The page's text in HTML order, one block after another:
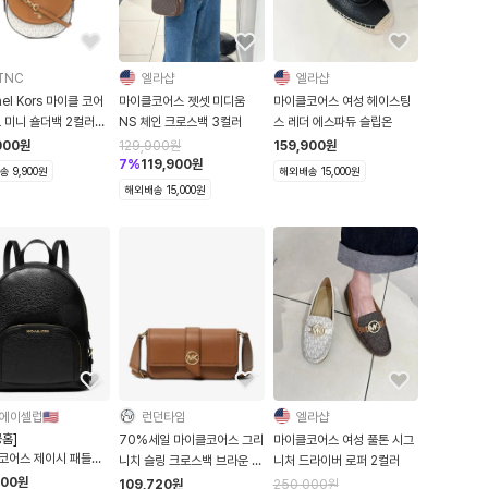
Kors 마이클 코어
미니 숄더백 2컬러
원
9,900원
엘라샵
마이클코어스 젯셋 미디움
NS 체인 크로스백 3컬러
129,900원
7%119,900원
해외배송 15,000원
엘라샵
마이클코어스 여성 헤이스팅
스 레더 에스파듀 슬립온
159,900원
해외배송 15,000원
이셀럽🇺🇸
]
어스 제이시 패들가
백팩 여성 가죽 가
원
런던타임
70%세일 마이클코어스 그리
니치 슬링 크로스백 브라운 사
피아노 레더 엑스트라 스몰
109,720원
엘라샵
마이클코어스 여성 풀톤 시그
니처 드라이버 로퍼 2컬러
250,000원